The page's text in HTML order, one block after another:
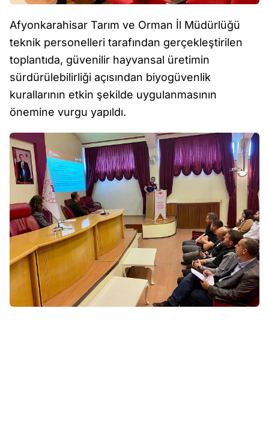
Afyonkarahisar Tarım ve Orman İl Müdürlüğü
teknik personelleri tarafından gerçekleştirilen
toplantıda, güvenilir hayvansal üretimin
sürdürülebilirliği açısından biyogüvenlik
kurallarının etkin şekilde uygulanmasının
önemine vurgu yapıldı.